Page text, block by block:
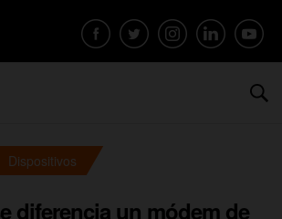
Dispositivos
diferencia un módem de